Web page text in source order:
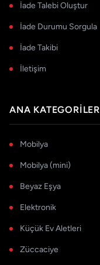
İade Talebi Oluştur
İade Durumu Sorgula
İade Takibi
İletişim
ANA KATEGORILER
Mobilya
Mobilya (mini)
Beyaz Eşya
Elektronik
Küçük Ev Aletleri
Züccaciye